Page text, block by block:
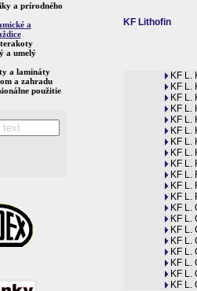
a prírodného
a
a umelý
a lamináty
a zahradu
použitie
KF Lithofin
KF L.
KF L.
KF L.
KF L.
KF L.
KF L.
KF L.
KF L.
KF L.
KF L.
KF L.
KF L.
KF L.
KF L.
KF L.
KF L.
KF L.
KF L.
KF L.
KF L.